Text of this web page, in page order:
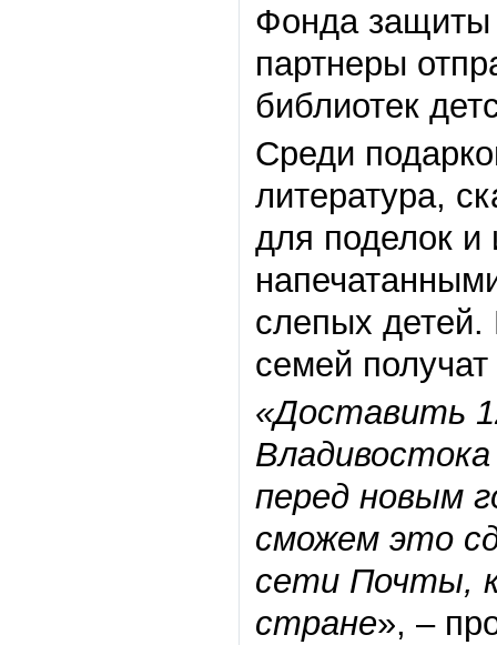
Фонда защиты
партнеры
библиотек
Среди
литература,
для поделок и
слепых детей.
семей
«Доставить
перед новым
сможем это
сети Почты,
стране», –